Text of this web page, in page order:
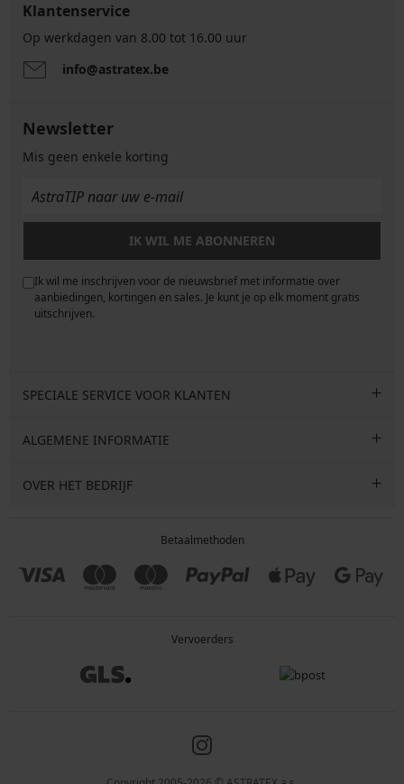
Klantenservice
Op werkdagen van 8.00 tot 16.00 uur
info@astratex.be
Newsletter
Mis geen enkele korting
IK WIL ME ABONNEREN
Ik wil me inschrijven voor de nieuwsbrief met informatie over
aanbiedingen, kortingen en sales. Je kunt je op elk moment gratis
uitschrijven.
SPECIALE SERVICE VOOR KLANTEN
ALGEMENE INFORMATIE
OVER HET BEDRIJF
Betaalmethoden
Vervoerders